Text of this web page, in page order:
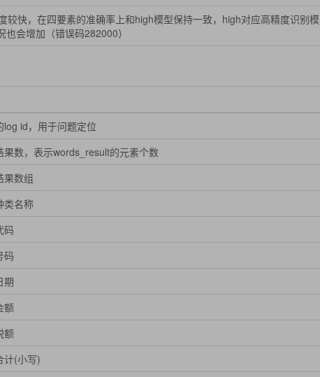
较快，在四要素的准确率上和high模型保持一致，high对应高精度识别模
会增加（错误码282000）
log id，用于问题定位
果数，表示words_result的元素个数
果数组
类名称
码
码
期
额
额
计(小写)